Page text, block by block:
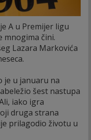
A u Premijer ligu
mnogima čini.
Lazara Markovića
je u januaru na
šest nastupa
iako igra
druga strana
prilagodio životu u